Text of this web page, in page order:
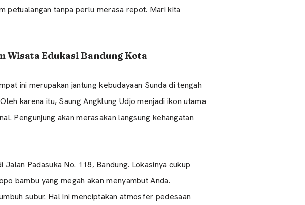
petualangan tanpa perlu merasa repot. Mari kita
Wisata Edukasi Bandung Kota
ini merupakan jantung kebudayaan Sunda di tengah
karena itu, Saung Angklung Udjo menjadi ikon utama
Pengunjung akan merasakan langsung kehangatan
Padasuka No. 118, Bandung. Lokasinya cukup
bambu yang megah akan menyambut Anda.
subur. Hal ini menciptakan atmosfer pedesaan